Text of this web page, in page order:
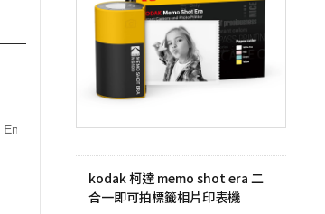
kodak 柯達 memo shot era 二
合一即可拍標籤相片印表機